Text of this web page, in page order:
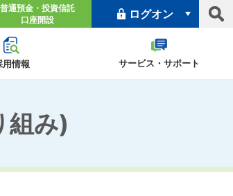
普通預金・投資信託
口座開設
ログオン
人向けインターネットバンキング
ログオン
沿革
IRニュース
用情報
パートタイマー採用
サービス・サポート
組み)